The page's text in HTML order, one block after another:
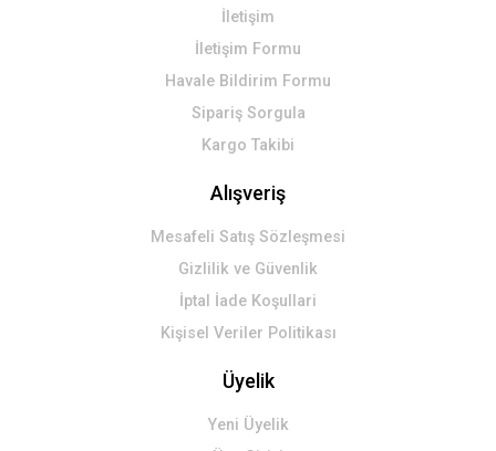
Gönder
İletişim
İletişim Formu
Havale Bildirim Formu
Sipariş Sorgula
Kargo Takibi
Alışveriş
Mesafeli Satış Sözleşmesi
Gizlilik ve Güvenlik
İptal İade Koşullari
Kişisel Veriler Politikası
Üyelik
Yeni Üyelik